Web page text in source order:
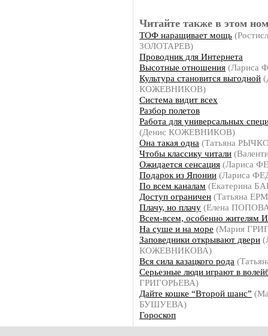
Читайте также в этом
ТОФ наращивает мощь
ЗОЛОТАРЕВ)
Проводник для Интернета
Высотные отношения
Культура становится выгодной
КОЖЕВНИКОВ)
Система видит всех
Разбор полетов
Работа для универсальных
(Денис КОЖЕВНИКОВ)
Она такая одна (Татьяна
Чтобы классику читали
Ожидается сенсация (Лариса
Подарок из Японии (Лариса
По всем каналам (Екатерина
Доступ ограничен (Татьяна
Плачу, но плачу (Елена
Всем-всем, особенно жителям
На суше и на море (Мария
Заповедники открывают двери
КОЖЕВНИКОВА)
Вся сила казацкого рода
Серьезные люди играют в
ГРИГОРЬЕВА)
Дайте кошке “Второй шанс”
БУШУЕВА)
Гороскоп